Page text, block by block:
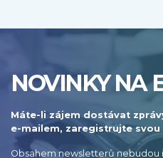
NOVINKY NA
Máte-li zájem dostávat
e-mailem, zaregistrujte
Obsahem newsletterů